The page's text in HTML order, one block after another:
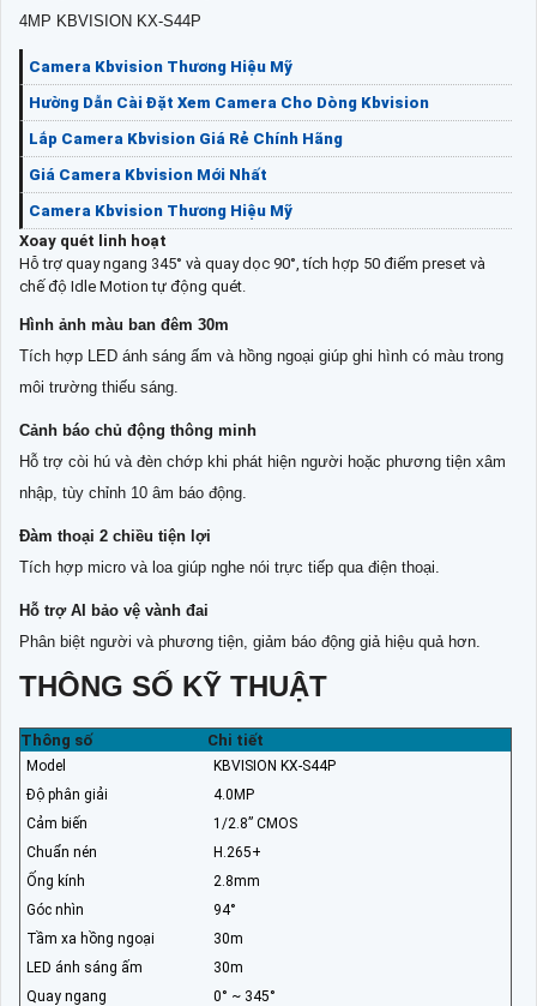
4MP KBVISION KX-S44P
Camera Kbvision Thương Hiệu Mỹ
Hường Dẫn Cài Đặt Xem Camera Cho Dòng Kbvision
Lắp Camera Kbvision Giá Rẻ Chính Hãng
Giá Camera Kbvision Mới Nhất
Camera Kbvision Thương Hiệu Mỹ
Xoay quét linh hoạt
Hỗ trợ quay ngang 345° và quay dọc 90°, tích hợp 50 điểm preset và
chế độ Idle Motion tự động quét.
Hình ảnh màu ban đêm 30m
Tích hợp LED ánh sáng ấm và hồng ngoại giúp ghi hình có màu trong
môi trường thiếu sáng.
Cảnh báo chủ động thông minh
Hỗ trợ còi hú và đèn chớp khi phát hiện người hoặc phương tiện xâm
nhập, tùy chỉnh 10 âm báo động.
Đàm thoại 2 chiều tiện lợi
Tích hợp micro và loa giúp nghe nói trực tiếp qua điện thoại.
Hỗ trợ AI bảo vệ vành đai
Phân biệt người và phương tiện, giảm báo động giả hiệu quả hơn.
THÔNG SỐ KỸ THUẬT
Thông số Chi tiết
Model
KBVISION KX-S44P
Độ phân giải
4.0MP
Cảm biến
1/2.8” CMOS
Chuẩn nén
H.265+
Ống kính
2.8mm
Góc nhìn
94°
Tầm xa hồng ngoại
30m
LED ánh sáng ấm
30m
Quay ngang
0° ~ 345°